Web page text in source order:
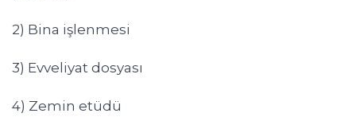
2) Bina işlenmesi
3) Evveliyat dosyası
4) Zemin etüdü